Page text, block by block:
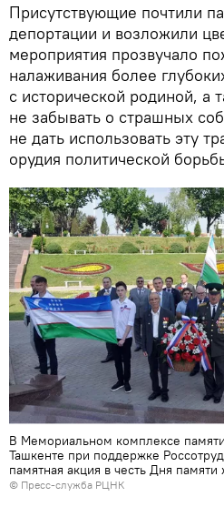
Присутствующие почтили
депортации и возложили
мероприятия прозвучало
налаживания более
с исторической родиной, а
не забывать о страшных
не дать использовать эту
орудия политической
В Мемориальном комплексе
Ташкенте при поддержке
памятная акция в честь Дня
© Пресс-служба РЦНК